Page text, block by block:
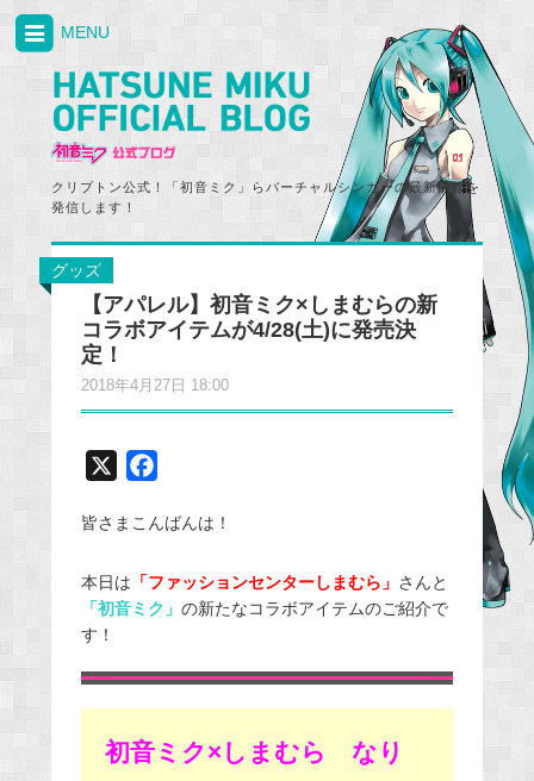
クリプトン公式！「初音ミク」らバーチャルシンガーの最新情報を
発信します！
MENU
グッズ
【アパレル】初音ミク×しまむらの新
コラボアイテムが4/28(土)に発売決
定！
2018年4月27日 18:00
c
b
o
k
皆さまこんばんは！
本日は 「ファッションセンターしまむら」 さんと
「初音ミク」 の新たなコラボアイテムのご紹介で
す！
初音ミク×しまむら なり